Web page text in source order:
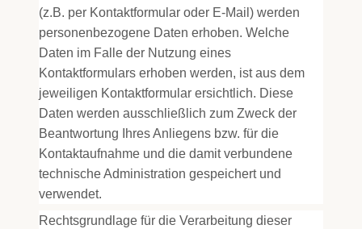
(z.B. per Kontaktformular oder E-Mail) werden
personenbezogene Daten erhoben. Welche
Daten im Falle der Nutzung eines
Kontaktformulars erhoben werden, ist aus dem
jeweiligen Kontaktformular ersichtlich. Diese
Daten werden ausschließlich zum Zweck der
Beantwortung Ihres Anliegens bzw. für die
Kontaktaufnahme und die damit verbundene
technische Administration gespeichert und
verwendet.
Rechtsgrundlage für die Verarbeitung dieser